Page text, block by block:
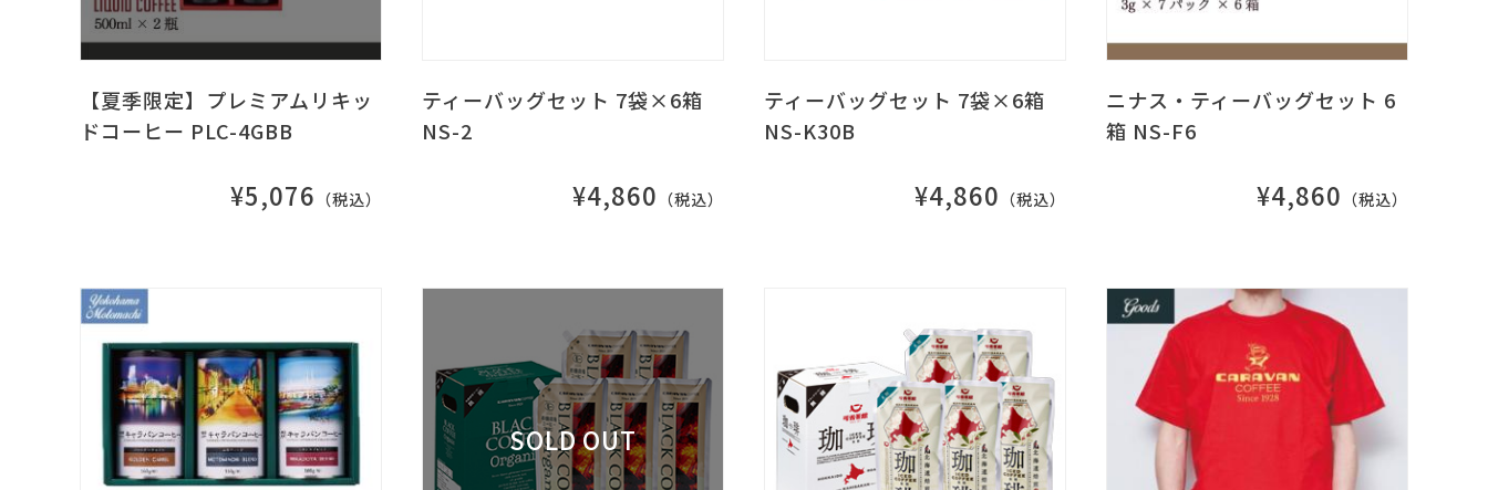
【夏季限定】プレミアムリキッ
ドコーヒー PLC-4GBB
¥5,076 （税込）
ティーバッグセット 7袋×6箱
NS-2
¥4,860 （税込）
ティーバッグセット 7袋×6箱
NS-K30B
¥4,860 （税込）
ニナス・ティーバッグセット 6
箱 NS-F6
¥4,860 （税込）